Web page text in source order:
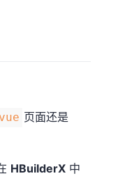
vue 页面还是
HBuilderX 中